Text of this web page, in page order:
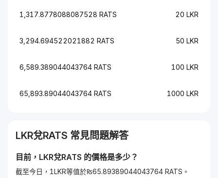
1,317.8778088087528 RATS 20 LKR
3,294.694522021882 RATS 50 LKR
6,589.389044043764 RATS 100 LKR
65,893.89044043764 RATS 1000 LKR
LKR兌RATS 常見問題解答
目前， LKR兌RATS 的價格是多少？
截至今日，1LKR等值於₨65.89389044043764 RATS。